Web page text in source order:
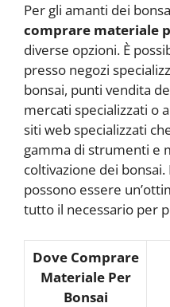
Per gli amanti dei
comprare materiale
diverse opzioni. È
presso negozi
bonsai, punti vendita
mercati specializzati o
siti web specializzati
gamma di strumenti e
coltivazione dei
possono essere
tutto il necessario per
Dove Comprare
Materiale Per
Bonsai